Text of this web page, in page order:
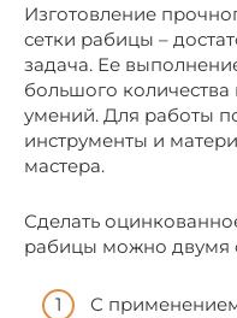
Изготовление
сетки рабицы –
задача. Ее
большого
умений. Для работы
инструменты и
мастера.
Сделать
рабицы можно двумя
С